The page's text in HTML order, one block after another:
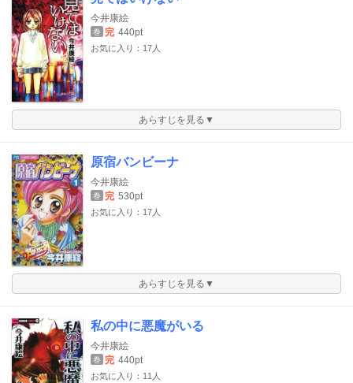
今井康絵
巻 完 440pt
お気に入り：17人
あらすじを見る▼
原宿バンビーナ
今井康絵
巻 完 530pt
お気に入り：17人
あらすじを見る▼
私の中に悪魔がいる
今井康絵
巻 完 440pt
お気に入り：11人